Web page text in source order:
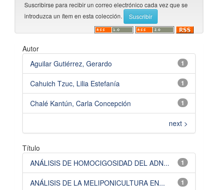
Suscribirse para recibir un correo electrónico cada vez que se
introduzca un ítem en esta colección.
Autor
1
Aguilar Gutiérrez, Gerardo
1
Cahuich Tzuc, Lilia Estefanía
1
Chalé Kantún, Carla Concepción
next >
Título
1
ANÁLISIS DE HOMOCIGOSIDAD DEL ADN...
1
ANÁLISIS DE LA MELIPONICULTURA EN...